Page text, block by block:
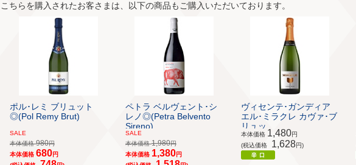
こちらを購入されたお客さまは、以下の商品もご購入いただいております。
ポル･レミ ブリュット
◎(Pol Remy Brut)
SALE
本体価格980円
本体価格 680円
ペトラ ベルヴェント･シ
レノ◎(Petra Belvento
Sireno)
SALE
本体価格1,980円
本体価格 1,380円
ヴィセンテ･ガンディア
エル･ミラクレ カヴァ･ブ
リュッ...
本体価格 1,480円
(税込価格
1,628円)